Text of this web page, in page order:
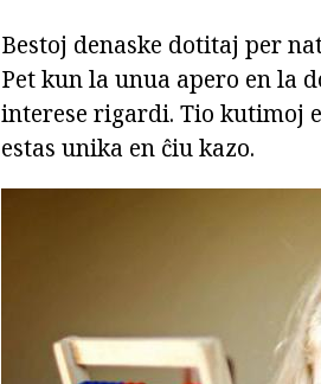
Bestoj denaske dotitaj per
Pet kun la unua apero en la
interese rigardi. Tio kutimoj
estas unika en ĉiu kazo.